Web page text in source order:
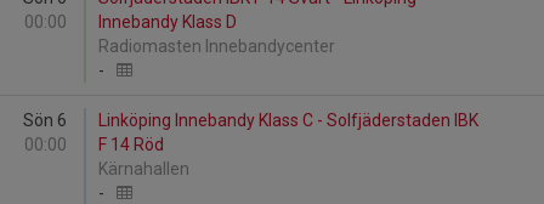
00:00
Innebandy Klass D
Radiomasten Innebandycenter
-
Sön 6
00:00
Linköping Innebandy Klass C - Solfjäderstaden IBK
F 14 Röd
Kärnahallen
-